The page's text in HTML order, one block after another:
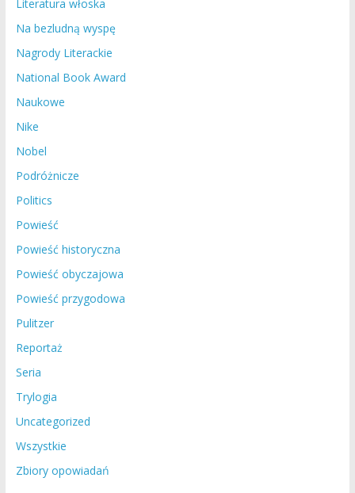
Literatura włoska
Na bezludną wyspę
Nagrody Literackie
National Book Award
Naukowe
Nike
Nobel
Podróżnicze
Politics
Powieść
Powieść historyczna
Powieść obyczajowa
Powieść przygodowa
Pulitzer
Reportaż
Seria
Trylogia
Uncategorized
Wszystkie
Zbiory opowiadań